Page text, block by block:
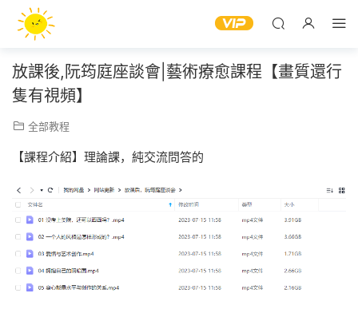
放課後,阮筠庭座談會|藝術療愈課程【畫質還行
隻有視頻】
全部教程
【課程介紹】理論課，純交流問答的